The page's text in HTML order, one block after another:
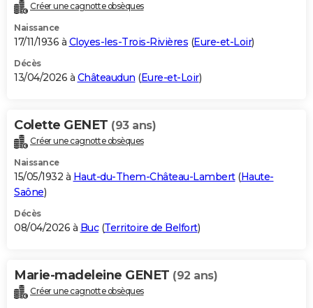
Créer une cagnotte obsèques
Naissance
17/11/1936 à Cloyes-les-Trois-Rivières (Eure-et-Loir)
Décès
13/04/2026 à Châteaudun (Eure-et-Loir)
Colette GENET (93 ans)
Créer une cagnotte obsèques
Naissance
15/05/1932 à Haut-du-Them-Château-Lambert(Haute-
Saône)
Décès
08/04/2026 à Buc(Territoire de Belfort)
Marie-madeleine GENET (92 ans)
Créer une cagnotte obsèques